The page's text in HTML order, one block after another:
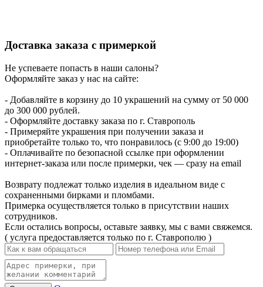
Доставка заказа с примеркой
Не успеваете попасть в наши салоны?
Оформляйте заказ у нас на сайте:
- Добавляйте в корзину до 10 украшений на сумму от 50 000
до 300 000 рублей.
- Оформляйте доставку заказа по г. Ставрополь
- Примеряйте украшения при получении заказа и
приобретайте только то, что понравилось (с 9:00 до 19:00)
- Оплачивайте по безопасной ссылке при оформлении
интернет-заказа или после примерки, чек — сразу на email
Возврату подлежат только изделия в идеальном виде с
сохраненными бирками и пломбами.
Примерка осуществляется только в присутствии наших
сотрудников.
Если остались вопросы, оставьте заявку, мы с вами свяжемся.
( услуга предоставляется только по г. Ставрополю )